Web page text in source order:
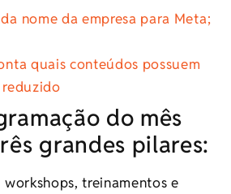
nome da empresa para Meta;
quais conteúdos possuem
do mês
grandes pilares:
treinamentos e